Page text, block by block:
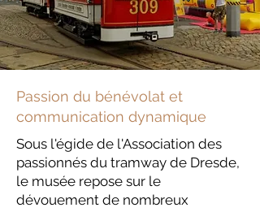
Passion du bénévolat et
communication dynamique
Sous l'égide de l'Association des
passionnés du tramway de Dresde,
le musée repose sur le
dévouement de nombreux